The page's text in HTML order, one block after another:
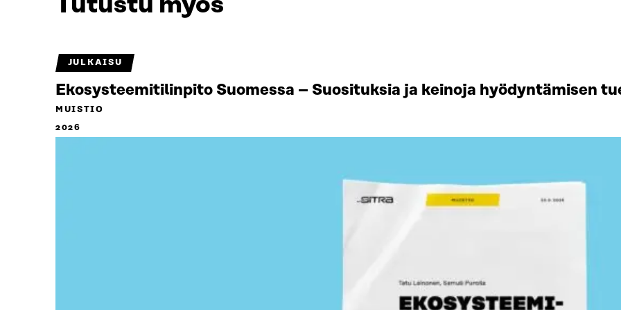
JULKAISU
Ekosysteemitilinpito Suomessa – Suosituksia ja keinoja hyödyntämisen
MUISTIO
2026